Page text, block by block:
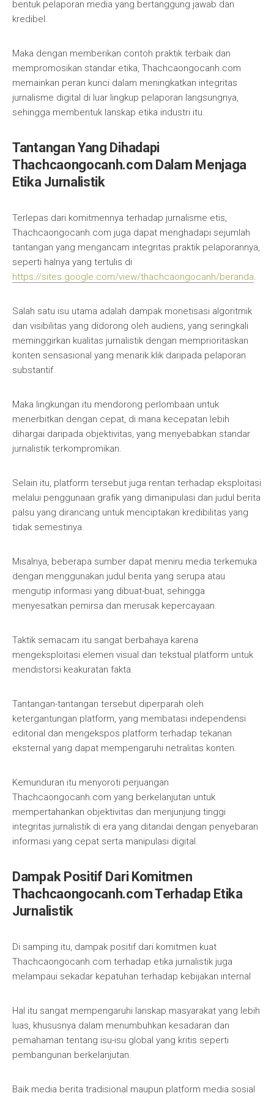
bentuk pelaporan media yang bertanggung jawab dan
kredibel.
Maka dengan memberikan contoh praktik terbaik dan
mempromosikan standar etika, Thachcaongocanh.com
memainkan peran kunci dalam meningkatkan integritas
jurnalisme digital di luar lingkup pelaporan langsungnya,
sehingga membentuk lanskap etika industri itu.
Tantangan Yang Dihadapi
Thachcaongocanh.com Dalam Menjaga
Etika Jurnalistik
Terlepas dari komitmennya terhadap jurnalisme etis,
Thachcaongocanh.com juga dapat menghadapi sejumlah
tantangan yang mengancam integritas praktik pelaporannya,
seperti halnya yang tertulis di
https://sites.google.com/view/thachcaongocanh/beranda.
Salah satu isu utama adalah dampak monetisasi algoritmik
dan visibilitas yang didorong oleh audiens, yang seringkali
meminggirkan kualitas jurnalistik dengan memprioritaskan
konten sensasional yang menarik klik daripada pelaporan
substantif.
Maka lingkungan itu mendorong perlombaan untuk
menerbitkan dengan cepat, di mana kecepatan lebih
dihargai daripada objektivitas, yang menyebabkan standar
jurnalistik terkompromikan.
Selain itu, platform tersebut juga rentan terhadap eksploitasi
melalui penggunaan grafik yang dimanipulasi dan judul berita
palsu yang dirancang untuk menciptakan kredibilitas yang
tidak semestinya.
Misalnya, beberapa sumber dapat meniru media terkemuka
dengan menggunakan judul berita yang serupa atau
mengutip informasi yang dibuat-buat, sehingga
menyesatkan pemirsa dan merusak kepercayaan.
Taktik semacam itu sangat berbahaya karena
mengeksploitasi elemen visual dan tekstual platform untuk
mendistorsi keakuratan fakta.
Tantangan-tantangan tersebut diperparah oleh
ketergantungan platform, yang membatasi independensi
editorial dan mengekspos platform terhadap tekanan
eksternal yang dapat mempengaruhi netralitas konten.
Kemunduran itu menyoroti perjuangan
Thachcaongocanh.com yang berkelanjutan untuk
mempertahankan objektivitas dan menjunjung tinggi
integritas jurnalistik di era yang ditandai dengan penyebaran
informasi yang cepat serta manipulasi digital.
Dampak Positif Dari Komitmen
Thachcaongocanh.com Terhadap Etika
Jurnalistik
Di samping itu, dampak positif dari komitmen kuat
Thachcaongocanh.com terhadap etika jurnalistik juga
melampaui sekadar kepatuhan terhadap kebijakan internal
Hal itu sangat mempengaruhi lanskap masyarakat yang lebih
luas, khususnya dalam menumbuhkan kesadaran dan
pemahaman tentang isu-isu global yang kritis seperti
pembangunan berkelanjutan.
Baik media berita tradisional maupun platform media sosial